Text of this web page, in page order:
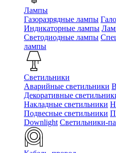
Лампы
Газоразрядные лампы
Индикаторные лампы
Светодиодные лампы
лампы
Светильники
Аварийные светильники
Декоративные
Накладные светильники
Подвесные светильники
Downlight Светильники-